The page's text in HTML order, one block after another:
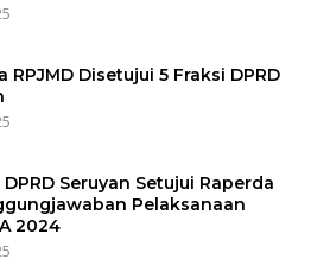
RPJMD Disetujui 5 Fraksi DPRD
DPRD Seruyan Setujui Raperda
Pelaksanaan
2024